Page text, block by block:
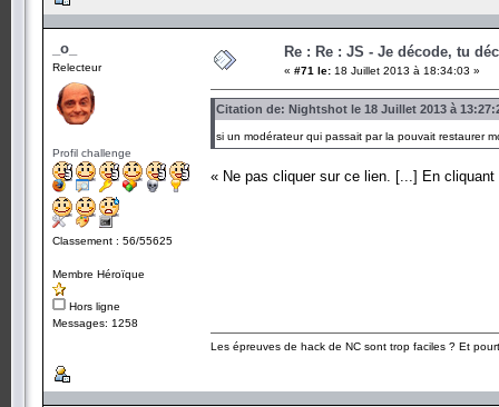
_o_
Relecteur
Profil challenge
Classement : 56/55625
Membre Héroïque
Hors ligne
Messages: 1258
Re : Re : JS - Je décode, tu
« #71 le: 18 Juillet 2013 à 18:34:03 »
Citation de: Nightshot le 18 Juillet 2013 à
si un modérateur qui passait par la pouvait restaurer
« Ne pas cliquer sur ce lien. [...] En
Les épreuves de hack de NC sont trop faciles ? Et